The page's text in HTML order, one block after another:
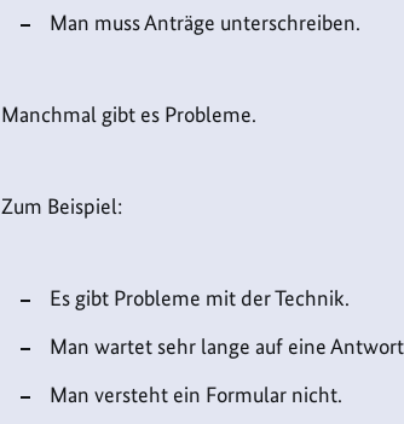
Man muss Anträge unterschreiben.
Manchmal gibt es Probleme.
Zum Beispiel:
Es gibt Probleme mit der Technik.
Man wartet sehr lange auf eine
Man versteht ein Formular nicht.